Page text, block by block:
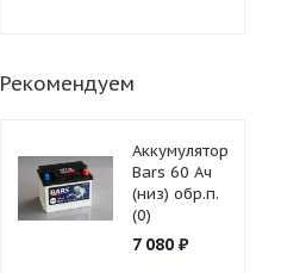
Рекомендуем
Аккумулятор
Bars 60 Ач
(низ) обр.п.
(0)
7 080₽